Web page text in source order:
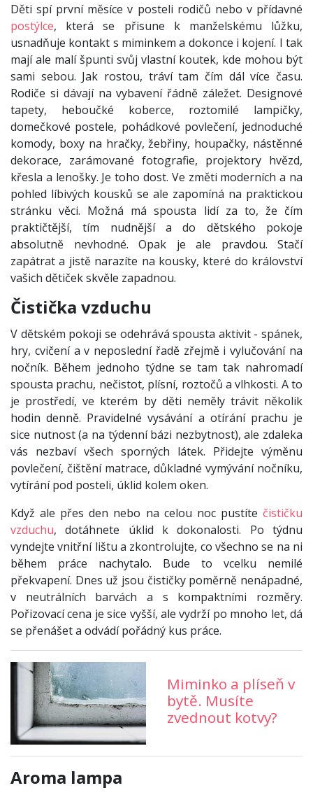
Děti spí první měsíce v posteli rodičů nebo v přídavné
postýlce, která se přisune k manželskému lůžku,
usnadňuje kontakt s miminkem a dokonce i kojení. I tak
mají ale malí špunti svůj vlastní koutek, kde mohou být
sami sebou. Jak rostou, tráví tam čím dál více času.
Rodiče si dávají na vybavení řádně záležet. Designové
tapety, heboučké koberce, roztomilé lampičky,
domečkové postele, pohádkové povlečení, jednoduché
komody, boxy na hračky, žebřiny, houpačky, nástěnné
dekorace, zarámované fotografie, projektory hvězd,
křesla a lenošky. Je toho dost. Ve změti moderních a na
pohled líbivých kousků se ale zapomíná na praktickou
stránku věci. Možná má spousta lidí za to, že čím
praktičtější, tím nudnější a do dětského pokoje
absolutně nevhodné. Opak je ale pravdou. Stačí
zapátrat a jistě narazíte na kousky, které do království
vašich dětiček skvěle zapadnou.
Čistička vzduchu
V dětském pokoji se odehrává spousta aktivit - spánek,
hry, cvičení a v neposlední řadě zřejmě i vylučování na
nočník. Během jednoho týdne se tam tak nahromadí
spousta prachu, nečistot, plísní, roztočů a vlhkosti. A to
je prostředí, ve kterém by děti neměly trávit několik
hodin denně. Pravidelné vysávání a otírání prachu je
sice nutnost (a na týdenní bázi nezbytnost), ale zdaleka
vás nezbaví všech sporných látek. Přidejte výměnu
povlečení, čištění matrace, důkladné vymývání nočníku,
vytírání pod posteli, úklid kolem oken.
Když ale přes den nebo na celou noc pustíte čističku
vzduchu, dotáhnete úklid k dokonalosti. Po týdnu
vyndejte vnitřní lištu a zkontrolujte, co všechno se na ni
během práce nachytalo. Bude to vcelku nemilé
překvapení. Dnes už jsou čističky poměrně nenápadné,
v neutrálních barvách a s kompaktními rozměry.
Pořizovací cena je sice vyšší, ale vydrží po mnoho let, dá
se přenášet a odvádí pořádný kus práce.
Miminko a plíseň v
bytě. Musíte
zvednout kotvy?
Aroma lampa